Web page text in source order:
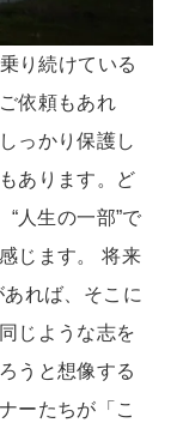
り続けている
依頼もあれ
っかり保護し
あります。ど
“人生の一部”で
じます。 将来
れば、そこに
じような志を
うと想像する
ーたちが「こ